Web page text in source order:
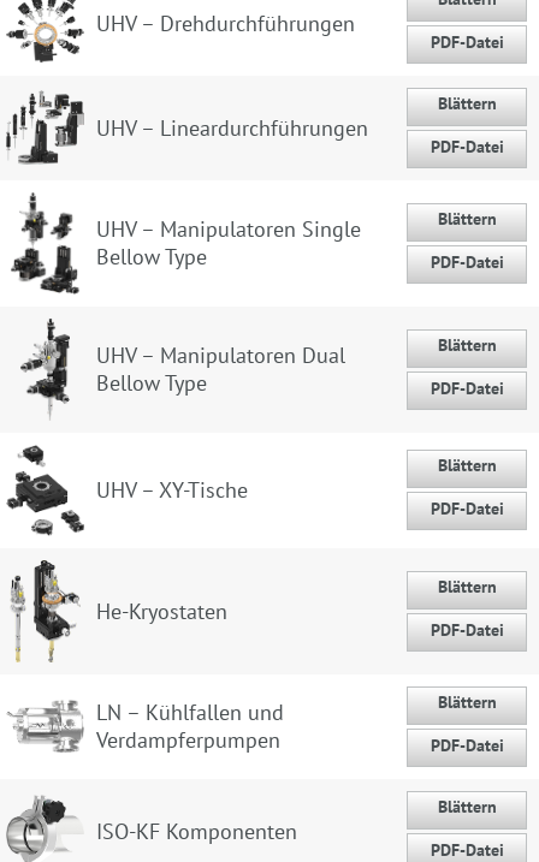
UHV – Drehdurchführungen
PDF-Datei
UHV – Lineardurchführungen
Blättern
PDF-Datei
UHV – Manipulatoren Single
Bellow Type
Blättern
PDF-Datei
UHV – Manipulatoren Dual
Bellow Type
Blättern
PDF-Datei
UHV – XY-Tische
Blättern
PDF-Datei
He-Kryostaten
Blättern
PDF-Datei
LN – Kühlfallen und
Verdampferpumpen
Blättern
PDF-Datei
ISO-KF Komponenten
Blättern
PDF-Datei